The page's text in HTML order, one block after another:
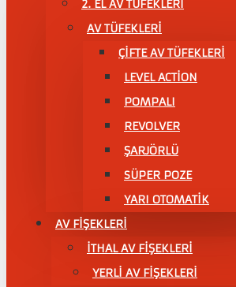
2. EL AV TÜFEKLERİ
AV TÜFEKLERI
ÇIFTE AV TÜFEKLERI
LEVEL ACTİON
POMPALI
REVOLVER
ŞARJÖRLÜ
SÜPER POZE
YARI OTOMATİK
AV FİŞEKLERİ
İTHAL AV FİŞEKLERİ
YERLİ AV FİŞEKLERİ